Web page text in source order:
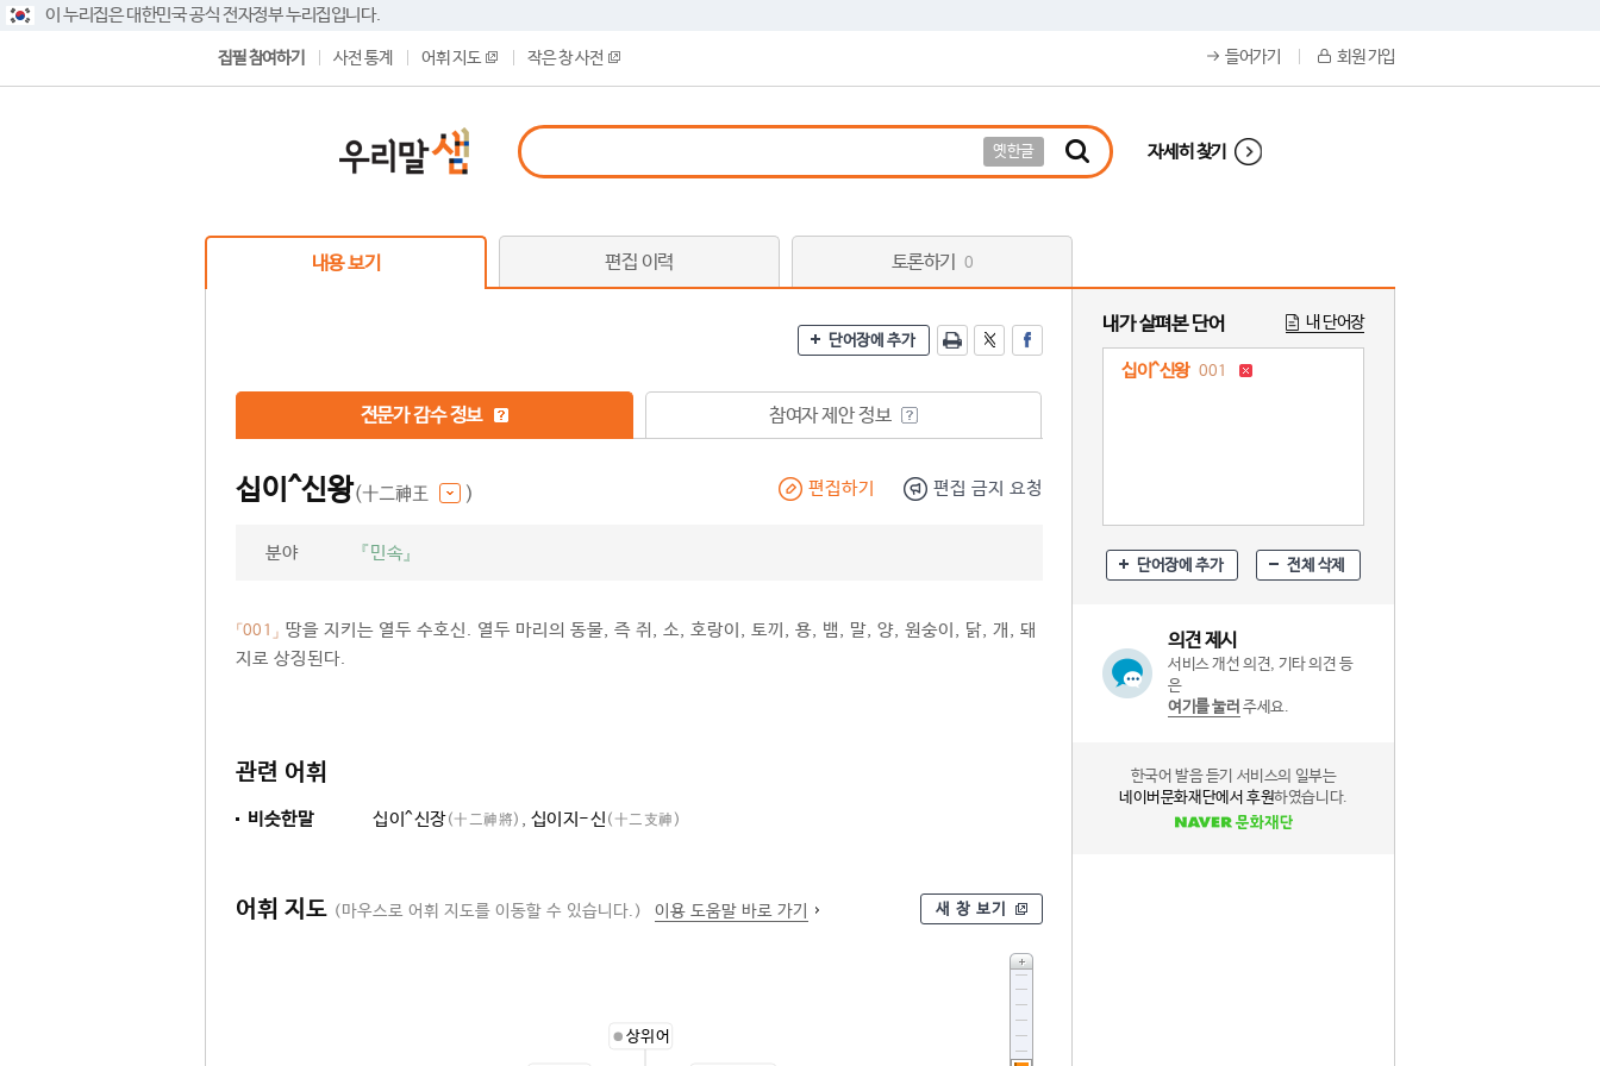
이 누리집은 대한민국 공식 전자정부 누리집입니다.
집필 참여하기 사전 통계 어휘 지도 작은 창 사전 들어가기 회원 가입
옛한글 자세히 찾기
내용 보기 편집 이력 토론하기 0
단어장에 추가
전문가 감수 정보 참여자 제안 정보
십이^신왕(十二神王 ) 편집하기 편집 금지 요청
분야 『민속』
「001」 땅을 지키는 열두 수호신. 열두 마리의 동물, 즉 쥐, 소, 호랑이, 토끼, 용, 뱀, 말, 양, 원숭이, 닭, 개, 돼
지로 상징된다.
관련 어휘
비슷한말 십이^신장(十二神將) , 십이지-신 (十二支神)
어휘 지도 (마우스로 어휘 지도를 이동할 수 있습니다.) 이용 도움말 바로 가기 새 창 보기
상위어
내가 살펴본 단어 내 단어장
십이^신왕 001
단어장에 추가 전체 삭제
의견 제시
서비스 개선 의견, 기타 의견 등
은
여기를 눌러 주세요.
한국어 발음 듣기 서비스의 일부는
네이버문화재단에서 후원하였습니다.